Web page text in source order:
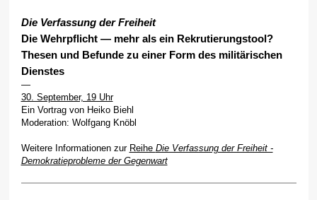
Die Verfassung der Freiheit
Die Wehrpflicht — mehr als ein Rekrutierungstool?
Thesen und Befunde zu einer Form des militärischen
Dienstes
—
30. September, 19 Uhr
Ein Vortrag von Heiko Biehl
Moderation: Wolfgang Knöbl
Weitere Informationen zur Reihe Die Verfassung der Freiheit -
Demokratieprobleme der Gegenwart